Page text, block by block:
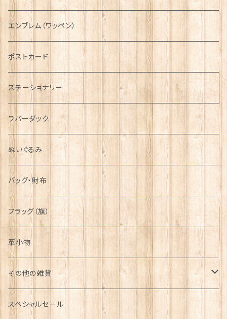
国旗＆紋章
シンボル
AIRFORCE
ARMY
エンブレム（ワッペン）
ポストカード
ステーショナリー
ラバーダック
ぬいぐるみ
バッグ・財布
フラッグ（旗）
革小物
その他の雑貨
ミニカー
スペシャルセール